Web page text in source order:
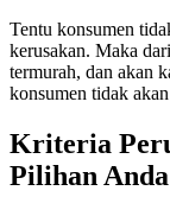
Tentu konsumen
kerusakan. Maka
termurah, dan akan
konsumen tidak
Kriteria
Pilihan